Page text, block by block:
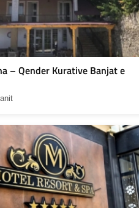
– Qender Kurative Banjat e